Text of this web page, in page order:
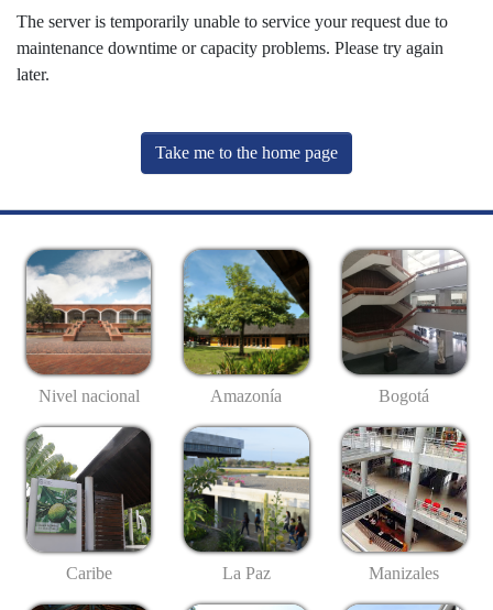
The server is temporarily unable to service your request due to
maintenance downtime or capacity problems. Please try again
later.
Take me to the home page
Nivel nacional Amazonía Bogotá
Caribe La Paz Manizales